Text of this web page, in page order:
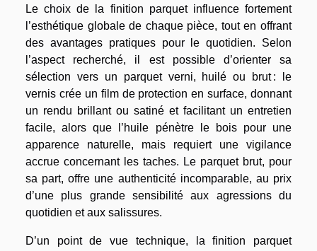
Le choix de la finition parquet influence fortement
l’esthétique globale de chaque pièce, tout en offrant
des avantages pratiques pour le quotidien. Selon
l’aspect recherché, il est possible d’orienter sa
sélection vers un parquet verni, huilé ou brut : le
vernis crée un film de protection en surface, donnant
un rendu brillant ou satiné et facilitant un entretien
facile, alors que l’huile pénètre le bois pour une
apparence naturelle, mais requiert une vigilance
accrue concernant les taches. Le parquet brut, pour
sa part, offre une authenticité incomparable, au prix
d’une plus grande sensibilité aux agressions du
quotidien et aux salissures.
D’un point de vue technique, la finition parquet